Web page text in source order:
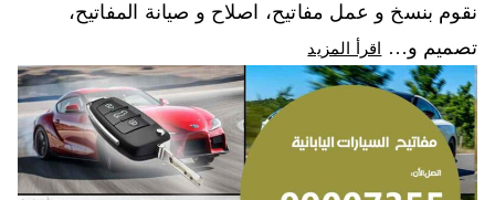
نقوم بنسخ و عمل مفاتيح، اصلاح و صيانة المفاتيح،
تصميم و…
اقرأ المزيد